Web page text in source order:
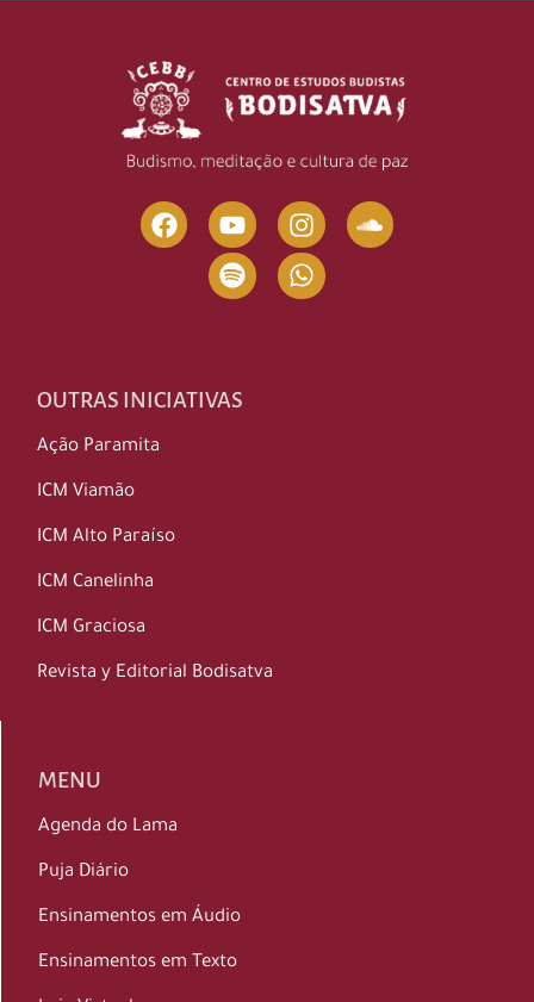
OUTRAS INICIATIVAS
Ação Paramita
ICM Viamão
ICM Alto Paraíso
ICM Canelinha
ICM Graciosa
Revista y Editorial Bodisatva
MENU
Agenda do Lama
Puja Diário
Ensinamentos em Áudio
Ensinamentos em Texto